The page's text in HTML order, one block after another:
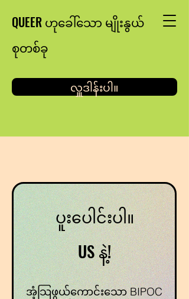
QUEER ဟုခေါ်သော မျိုးနွယ်
စုတစ်ခု
လှူဒါန်းပါ။
ပူးပေါင်းပါ။
US နဲ့!
အံ့သြဖွယ်ကောင်းသော BIPOC